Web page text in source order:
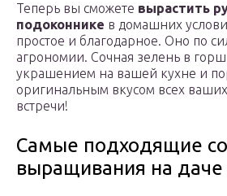
Теперь вы сможете вырастить
подоконнике в домашних
простое и благодарное. Оно по
агрономии. Сочная зелень в
украшением на вашей кухне и
оригинальным вкусом всех
встречи!
Самые подходящие
выращивания на даче